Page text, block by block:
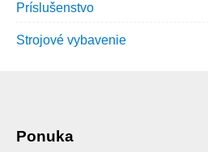
Príslušenstvo
Strojové vybavenie
Ponuka